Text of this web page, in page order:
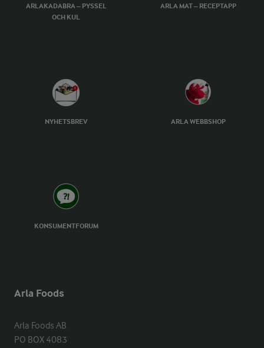
ARLAKADABRA – PYSSEL
OCH KUL
ARLA MAT – RECEPTAPP
NYHETSBREV ARLA WEBBSHOP
KONSUMENTFORUM
Arla Foods
Arla Foods AB
PO BOX 4083